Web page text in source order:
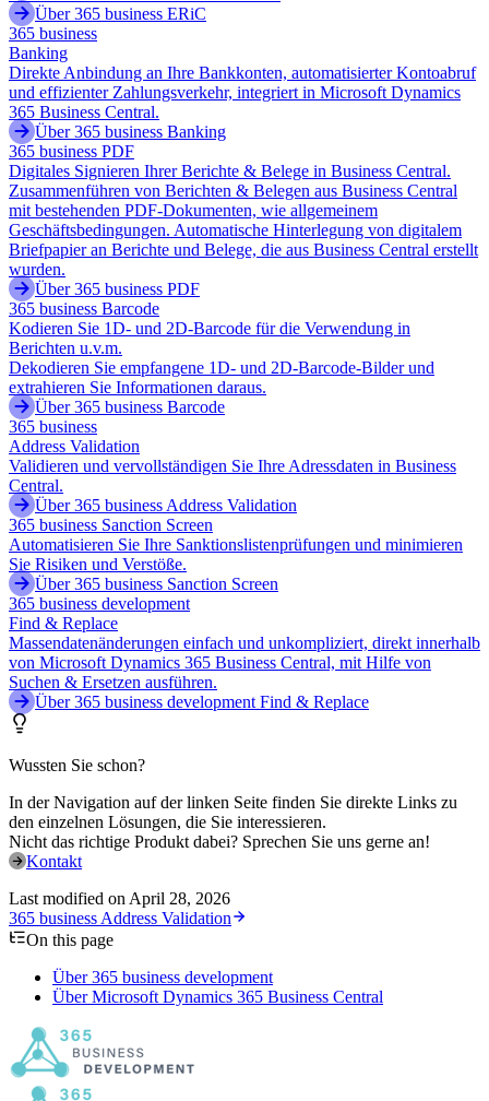
Über 365 business ERiC
365 business
Banking
Direkte Anbindung an Ihre Bankkonten, automatisierter Kontoabruf
und effizienter Zahlungsverkehr, integriert in Microsoft Dynamics
365 Business Central.
Über 365 business Banking
365 business PDF
Digitales Signieren Ihrer Berichte & Belege in Business Central.
Zusammenführen von Berichten & Belegen aus Business Central
mit bestehenden PDF-Dokumenten, wie allgemeinem
Geschäftsbedingungen. Automatische Hinterlegung von digitalem
Briefpapier an Berichte und Belege, die aus Business Central erstellt
wurden.
Über 365 business PDF
365 business Barcode
Kodieren Sie 1D- und 2D-Barcode für die Verwendung in
Berichten u.v.m.
Dekodieren Sie empfangene 1D- und 2D-Barcode-Bilder und
extrahieren Sie Informationen daraus.
Über 365 business Barcode
365 business
Address Validation
Validieren und vervollständigen Sie Ihre Adressdaten in Business
Central.
Über 365 business Address Validation
365 business Sanction Screen
Automatisieren Sie Ihre Sanktionslistenprüfungen und minimieren
Sie Risiken und Verstöße.
Über 365 business Sanction Screen
365 business development
Find & Replace
Massendatenänderungen einfach und unkompliziert, direkt innerhalb
von Microsoft Dynamics 365 Business Central, mit Hilfe von
Suchen & Ersetzen ausführen.
Über 365 business development Find & Replace
Wussten Sie schon?
In der Navigation auf der linken Seite finden Sie direkte Links zu
den einzelnen Lösungen, die Sie interessieren.
Nicht das richtige Produkt dabei? Sprechen Sie uns gerne an!
Kontakt
Last modified on April 28, 2026
365 business Address Validation
On this page
Über 365 business development
Über Microsoft Dynamics 365 Business Central